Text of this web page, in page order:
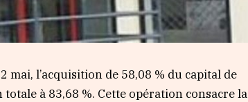
l’acquisition de 58,08 % du capital de
à 83,68 %. Cette opération consacre la